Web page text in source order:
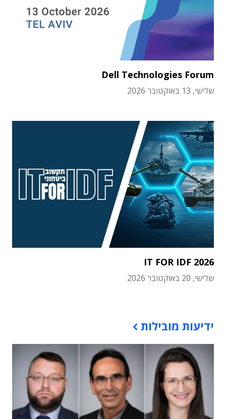
Dell Technologies Forum
שלישי, 13 באוקטובר 2026
IT FOR IDF 2026
שלישי, 20 באוקטובר 2026
ידיעות מובילות